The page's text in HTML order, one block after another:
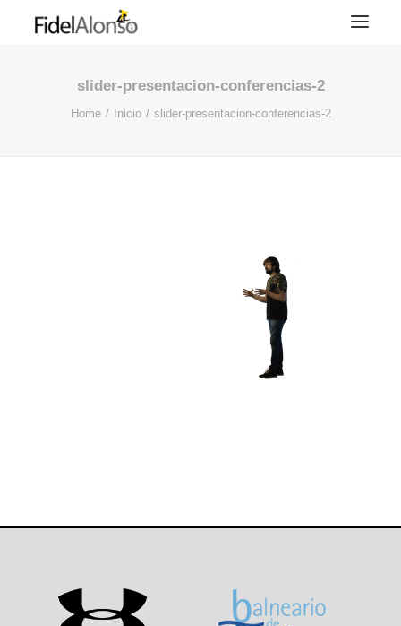
slider-presentacion-conferencias-2
Home Inicio slider-presentacion-conferencias-2